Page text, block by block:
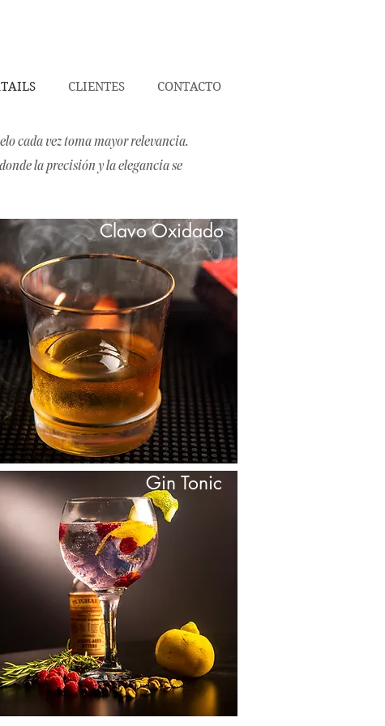
CLIENTES CONTACTO
cada vez toma mayor relevancia.
la precisión y la elegancia se
Clavo Oxidado
Gin Tonic